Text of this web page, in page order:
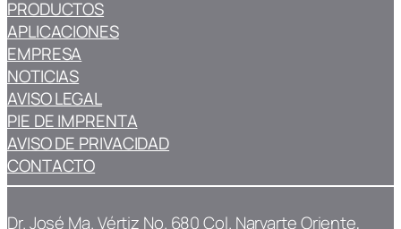
PRODUCTOS
APLICACIONES
EMPRESA
NOTICIAS
AVISO LEGAL
PIE DE IMPRENTA
AVISO DE PRIVACIDAD
CONTACTO
Dr. José Ma. Vértiz No. 680 Col. Narvarte Oriente,